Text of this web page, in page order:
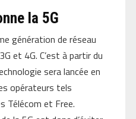
la 5G
génération de réseau
et 4G. C’est à partir du
sera lancée en
opérateurs tels
Télécom et Free.